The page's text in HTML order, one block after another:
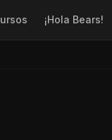
¡Hola Bears!